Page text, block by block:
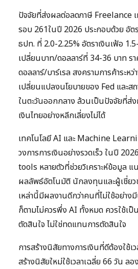
ปัจจัยที่ส่งผลต่อลดภาษี Freelance
รอบ 261ในปี 2026 ประกอบด้วย อัต
ธปท. ที่ 2.0-2.25% อัตราเงินเฟ้อ
เปลี่ยนบาท/ดอลลาร์ที่ 34-36 บาท ร
ดอลลาร์/บาร์เรล สงครามการค้าระห
เปลี่ยนแปลงนโยบายของ Fed และ
ในตะวันออกกลาง ล้วนเป็นปัจจัยที่ส่
เงินไทยอย่างหลีกเลี่ยงไม่ได้
เทคโนโลยี AI และ Machine
วงการการเงินอย่างรวดเร็ว ในปี
tools หลายตัวที่ช่วยวิเคราะห์ข้อมูล
ผลลัพธ์อัตโนมัติ นักลงทุนและผู้เชี่ยว
เหล่านี้มีผลงานดีกว่าคนที่ไม่ใช้อย่าง
ก็ตามไม่ควรพึ่ง AI ทั้งหมด ควรใช้เป็
ตัดสินใจ ไม่ใช่ทดแทนการตัดสินใจ
การสร้างนิสัยทางการเงินที่ดีต้องใช้เ
สร้างนิสัยใหม่ใช้เวลาเฉลี่ย 66 วัน ล